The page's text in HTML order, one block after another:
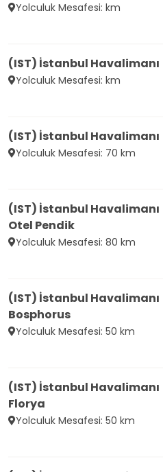
Yolculuk Mesafesi: km
(IST) İstanbul Havalimanı
Yolculuk Mesafesi: km
(IST) İstanbul Havalimanı
Yolculuk Mesafesi: 70 km
(IST) İstanbul Havalimanı
Otel Pendik
Yolculuk Mesafesi: 80 km
(IST) İstanbul Havalimanı
Bosphorus
Yolculuk Mesafesi: 50 km
(IST) İstanbul Havalimanı
Florya
Yolculuk Mesafesi: 50 km